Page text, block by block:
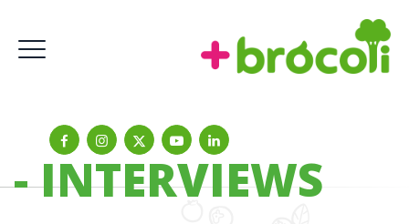
-INTERVIEWS